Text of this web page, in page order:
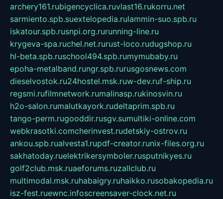
archery161.rubigencyclica.ruvlast16.rukorru.net
sarmiento.spb.suextelopedia.rulammin-suo.spb.ru
iskatour.spb.rusnpi.org.rurunning-line.ru
krygeva-spa.ruchel.net.rurust-loco.rudugshop.ru
hl-beta.spb.ruschool494.spb.rumymubaby.ru
epoha-metalband.rungr.spb.rurusgosnews.com
dieselvostok.ru24hostel.msk.ruw-dev.ruf-ship.ru
regsmi.rufilmnetwork.rumalinasp.rukinosvin.ru
h2o-salon.rumalutkayork.rudeltaprim.spb.ru
tango-perm.rugooddir.rusgv.sumultiki-online.com
webkrasotki.comcherinvest.rudetskiy-ostrov.ru
ankou.spb.rualvesta1.rupdf-creator.runix-files.org.ru
sakhatoday.ruelektrikersymboler.rusputnikyes.ru
golf2club.msk.ruaeforums.ruzallclub.ru
multimodal.msk.ruhabaigry.ruhaikko.rusobakopedia.ru
isz-fest.ruewnc.infoscreensaver-clock.net.ru